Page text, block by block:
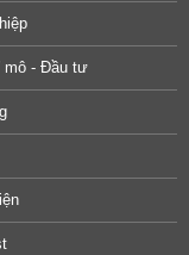
mô - Đầu tư